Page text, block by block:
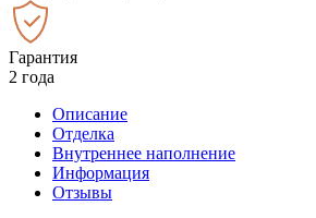
Гарантия
2 года
Описание
Отделка
Внутреннее наполнение
Информация
Отзывы